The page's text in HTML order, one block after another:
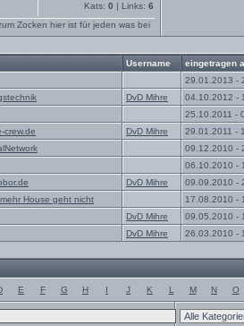
Kats: 0 | Links: 6
Zocken hier ist für jeden was bei
Username
eingetragen
29.01.2013 -
DvD Mihre
04.10.2012 -
25.10.2011 -
crew.de
DvD Mihre
29.01.2011 -
09.12.2010 -
06.10.2010 -
DvD Mihre
09.09.2010 -
House geht nicht
17.08.2010 -
DvD Mihre
09.05.2010 -
DvD Mihre 26.03.2010 -
E F G H I J K L M N O